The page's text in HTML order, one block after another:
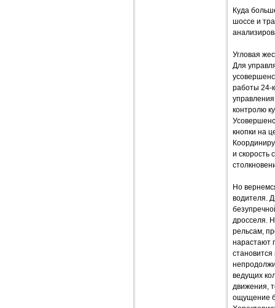
Куда
шоссе и
Угловая
Для
работы 24-
контролю
кнопки на
и скорость
Но
водителя.
дросселя.
рельсам,
нарастают
ведущих
движения,
ощущение